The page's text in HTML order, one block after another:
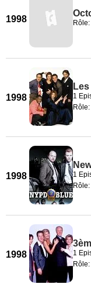
1998
1998 1
1998 1
Rôle:
1998 1
Rôle: